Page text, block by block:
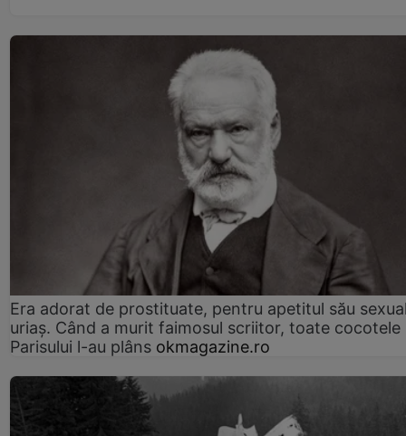
Era adorat de prostituate, pentru apetitul său
uriaș. Când a murit faimosul scriitor, toate cocotele
Parisului l-au plâns okmagazine.ro